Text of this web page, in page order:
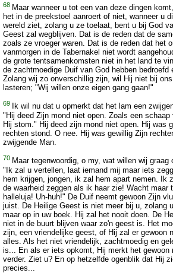
68 Maar wanneer u tot een van deze dingen
het in de preekstoel aanroert of niet, wanneer u
wereld ziet, zolang u ze toelaat, bent u bij God
Geest zal wegblijven. Dat is de reden dat de
zoals ze vroeger waren. Dat is de reden dat het
vanmorgen in de Tabernakel niet wordt
de grote tentsamenkomsten niet in het land te
de zachtmoedige Duif van God hebben
Zolang wij zo onverschillig zijn, wil Hij niet bij
lasteren; "Wij willen onze eigen gang gaan!"
69
Ik wil nu dat u opmerkt dat het lam een
"Hij deed Zijn mond niet open. Zoals een
Hij stom." Hij deed zijn mond niet open. Hij was
rechten stond. O nee. Hij was gewillig Zijn
zwijgende Man.
70 Maar tegenwoordig, o my, wat willen wij
"Ik zal u vertellen, laat iemand mij maar iets
hem krijgen, jongen, ik zal hem apart nemen. Ik
de waarheid zeggen als ik haar zie! Wacht maar
halleluja! Uh-huh!" De Duif neemt gewoon Zijn
juist. De Heilige Geest is niet meer bij u, zolang
maar op in uw boek. Hij zal het nooit doen. De
niet in de buurt blijven waar zo'n geest is. Het
zijn, een vriendelijke geest, of Hij zal er gewoon
alles. Als het niet vriendelijk, zachtmoedig en
is... En als er iets opkomt, Hij merkt het gewoon
verder. Ziet u? En op hetzelfde ogenblik dat Hij
precies...